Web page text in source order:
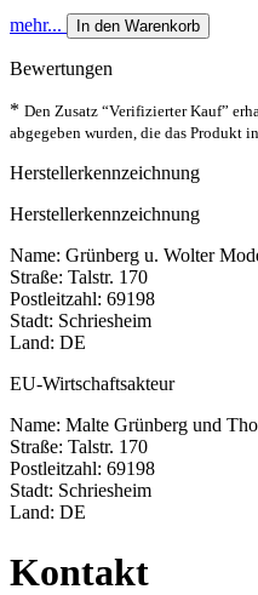
mehr... In den Warenkorb
Bewertungen
* Den Zusatz “Verifizierter Kauf”
abgegeben wurden, die das Produkt
Herstellerkennzeichnung
Herstellerkennzeichnung
Name: Grünberg u. Wolter
Straße: Talstr. 170
Postleitzahl: 69198
Stadt: Schriesheim
Land: DE
EU-Wirtschaftsakteur
Name: Malte Grünberg und
Straße: Talstr. 170
Postleitzahl: 69198
Stadt: Schriesheim
Land: DE
Kontakt